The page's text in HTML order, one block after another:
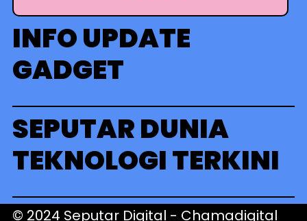
INFO UPDATE
GADGET
SEPUTAR DUNIA
TEKNOLOGI TERKINI
© 2024 Seputar Digital - Chamadigital